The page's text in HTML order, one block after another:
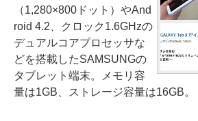
（1,280×800ドット）やAnd
roid 4.2、クロック1.6GHzの
デュアルコアプロセッサな
どを搭載したSAMSUNGの
タブレット端末。メモリ容
量は1GB、ストレージ容量は16GB。